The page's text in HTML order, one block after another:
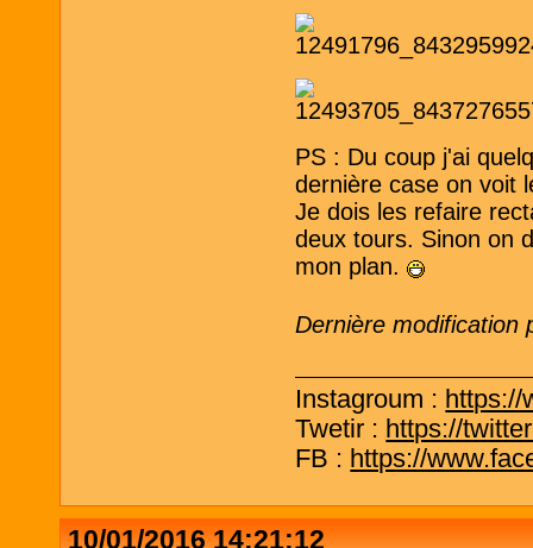
PS : Du coup j'ai
dernière case on voit
Je dois les refaire
deux tours. Sinon on
mon plan.
Dernière modification
Instagroum : https://
Twetir : https://
FB : https://
10/01/2016 14:21:12